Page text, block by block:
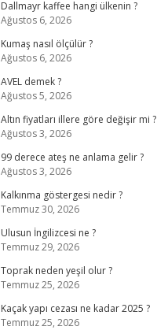
Dallmayr kaffee hangi ülkenin ?
Ağustos 6, 2026
Kumaş nasıl ölçülür ?
Ağustos 6, 2026
AVEL demek ?
Ağustos 5, 2026
Altın fiyatları illere göre değişir mi ?
Ağustos 3, 2026
99 derece ateş ne anlama gelir ?
Ağustos 3, 2026
Kalkınma göstergesi nedir ?
Temmuz 30, 2026
Ulusun İngilizcesi ne ?
Temmuz 29, 2026
Toprak neden yeşil olur ?
Temmuz 25, 2026
Kaçak yapı cezası ne kadar 2025 ?
Temmuz 25, 2026